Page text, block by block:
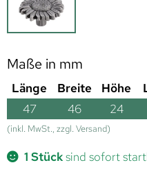
Maße in mm
Länge Breite Höhe
47
46 24
(inkl. MwSt., zzgl. Versand)
1 Stücksind sofort